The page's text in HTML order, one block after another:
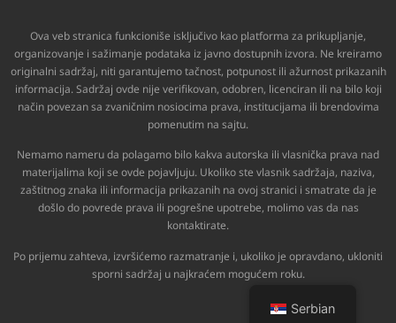
Ova veb stranica funkcioniše isključivo kao platforma za prikupljanje,
organizovanje i sažimanje podataka iz javno dostupnih izvora. Ne kreiramo
originalni sadržaj, niti garantujemo tačnost, potpunost ili ažurnost prikazanih
informacija. Sadržaj ovde nije verifikovan, odobren, licenciran ili na bilo koji
način povezan sa zvaničnim nosiocima prava, institucijama ili brendovima
pomenutim na sajtu.
Nemamo nameru da polagamo bilo kakva autorska ili vlasnička prava nad
materijalima koji se ovde pojavljuju. Ukoliko ste vlasnik sadržaja, naziva,
zaštitnog znaka ili informacija prikazanih na ovoj stranici i smatrate da je
došlo do povrede prava ili pogrešne upotrebe, molimo vas da nas
kontaktirate.
Po prijemu zahteva, izvršićemo razmatranje i, ukoliko je opravdano, ukloniti
sporni sadržaj u najkraćem mogućem roku.
Serbian